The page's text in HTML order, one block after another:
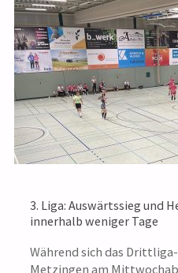
GEGEN
TSV
3. Liga: Auswärtssieg und
innerhalb weniger Tage
Während sich das
Metzingen am